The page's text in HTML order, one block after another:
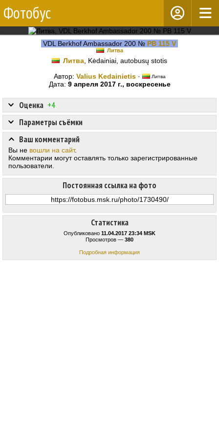
Фотобус
VDL Berkhof Ambassador 200 № PB 115 V
Литва
Литва , Kėdainiai, autobusų stotis
Автор: Valius Kedainietis· Литва
Дата: 9 апреля 2017 г., воскресенье
Статистика
Опубликовано 11.04.2017 23:34 MSK
Просмотров — 380
Подробная информация
Оценка +4
Постоянная ссылка на фото
Параметры съёмки
Ваш комментарий
Вы не вошли на сайт.
Комментарии могут оставлять только зарегистрированные
пользователи.